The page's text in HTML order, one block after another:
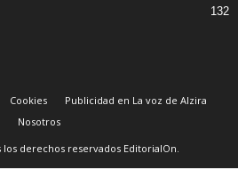
132
Cookies
Publicidad en La voz de Alzira
Nosotros
los derechos reservados EditorialOn.